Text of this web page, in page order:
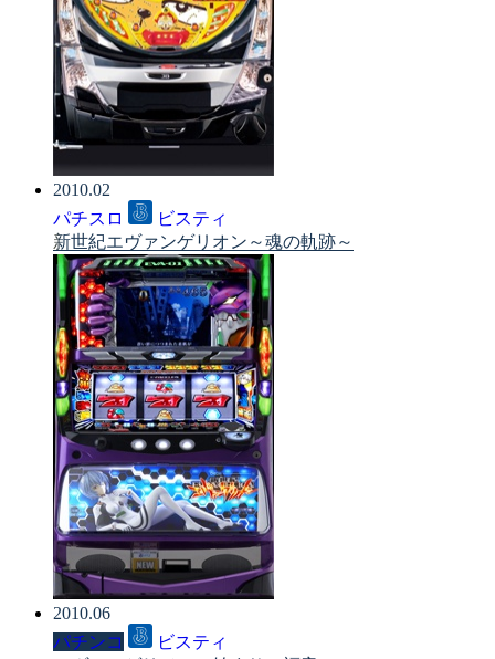
2010.02
パチスロ
ビスティ
新世紀エヴァンゲリオン～魂の軌跡～
2010.06
パチンコ
ビスティ